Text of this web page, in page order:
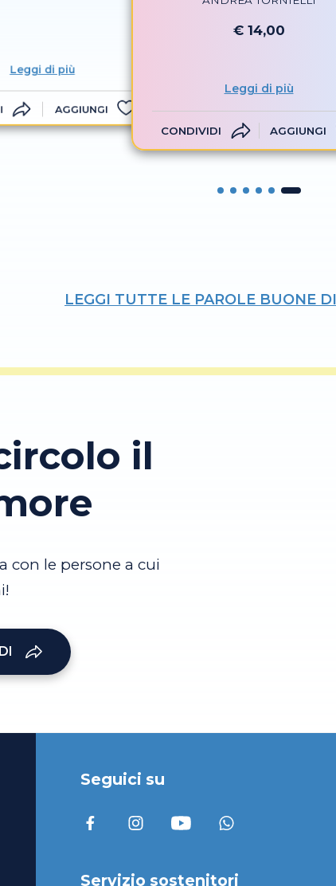
Leggi di più
AGGIUNGI
€ 14,00
Leggi di più
CONDIVIDI AGGIUNGI
LEGGI TUTTE LE PAROLE BUONE
il
con le persone a cui
Seguici su
Servizio sostenitori